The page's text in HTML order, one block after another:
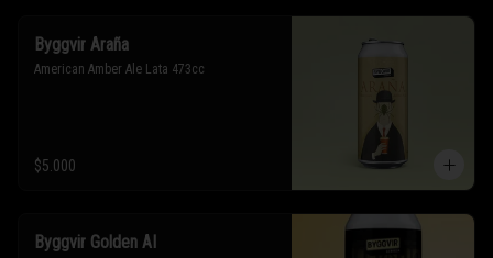
Byggvir Araña
American Amber Ale Lata 473cc
$5.000
Byggvir Golden AI